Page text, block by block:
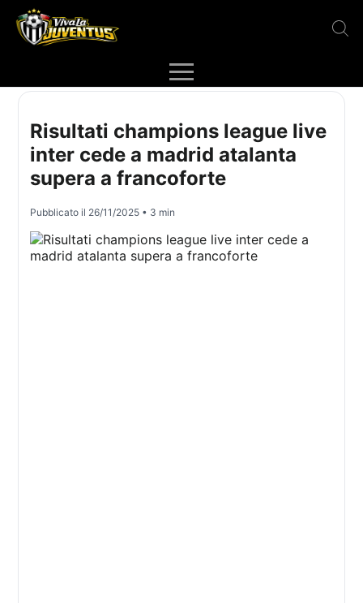
Risultati champions league live
inter cede a madrid atalanta
supera a francoforte
Pubblicato il 26/11/2025 • 3 min